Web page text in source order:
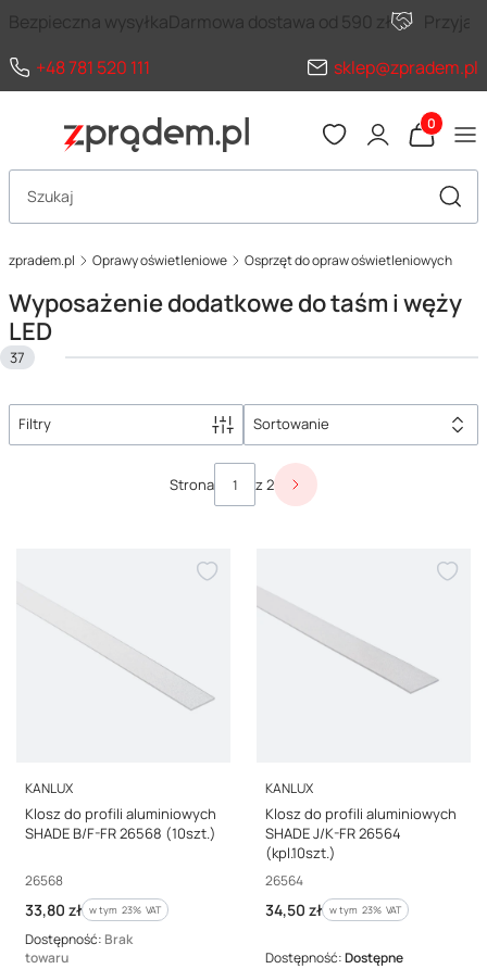
Bezpieczna wysyłkaDarmowa dostawa od 590 zł
+48 781 520 111
sklep@zpradem.pl
Produkty
Otwórz wyszukiwarkę
zpradem.pl Oprawy oświetleniowe Osprzęt do opraw oświetleniowych
Wyposażenie dodatkowe do taśm i węży
LED
37
Filtry Sortowanie
Lista produktówStrona z 2 Następne produkty
PRODUCENT
KANLUX
Klosz do profili aluminiowych
SHADE B/F-FR 26568 (10szt.)
Kod producenta
26568
Cena brutto
33,80 zł w tym %s VAT
w tym 23% VAT
Dostępność: Brak
towaru
PRODUCENT
KANLUX
Klosz do profili aluminiowych
SHADE J/K-FR 26564
(kpl.10szt.)
Kod producenta
26564
Cena brutto
34,50 zł w tym %s VAT
w tym 23% VAT
Dostępność:Dostępne